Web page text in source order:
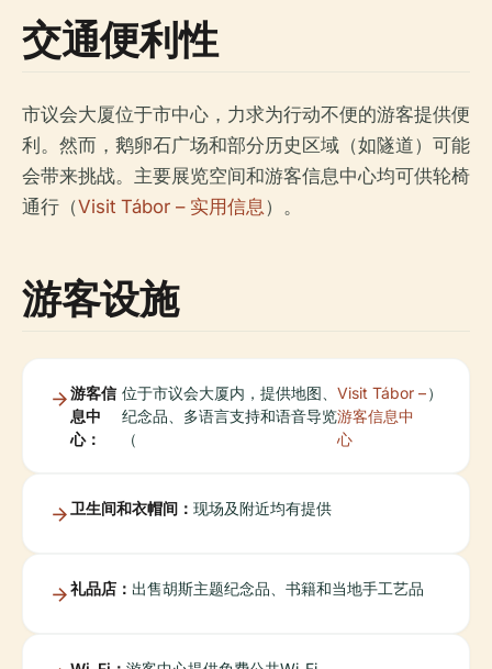
交通便利性
市议会大厦位于市中心，力求为行动不便的游客提供便
利。然而，鹅卵石广场和部分历史区域（如隧道）可能
会带来挑战。主要展览空间和游客信息中心均可供轮椅
通行（Visit Tábor – 实用信息）。
游客设施
游客信
息中
心：
位于市议会大厦内，提供地图、
纪念品、多语言支持和语音导览
（
Visit Tábor –
游客信息中
心
）
卫生间和衣帽间： 现场及附近均有提供
礼品店： 出售胡斯主题纪念品、书籍和当地手工艺品